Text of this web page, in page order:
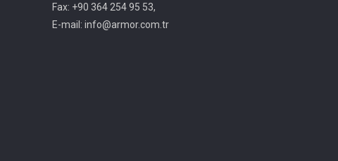
Fax: +90 364 254 95 53,
E-mail: info@armor.com.tr